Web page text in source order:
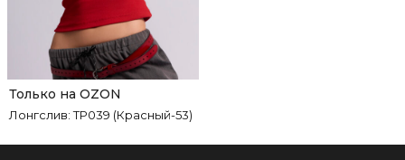
Лонгслив: ТР039 (Красный-53)
Только на OZON